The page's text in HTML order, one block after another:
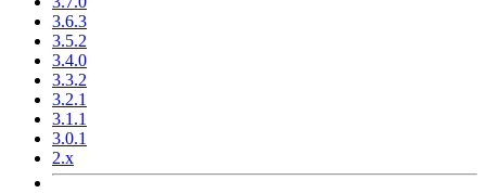
3.6.3
3.5.2
3.4.0
3.3.2
3.2.1
3.1.1
3.0.1
2.x